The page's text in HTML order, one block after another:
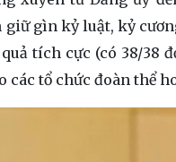
gìn kỷ luật, kỷ
tích cực (có 38/38
các tổ chức đoàn thể